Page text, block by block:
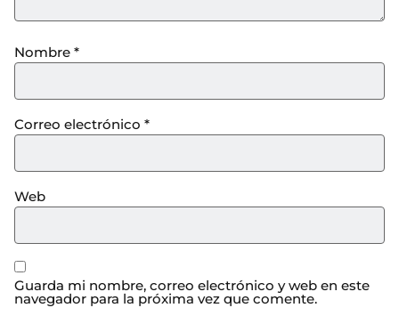
Nombre *
Correo electrónico *
Web
Guarda mi nombre, correo electrónico y web en este
navegador para la próxima vez que comente.